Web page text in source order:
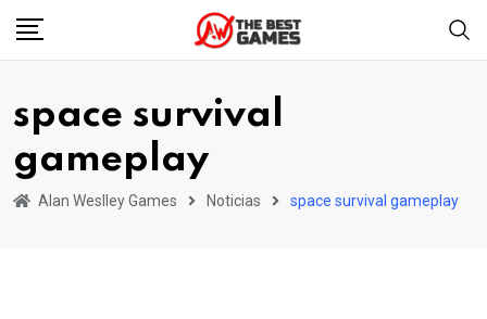
Skip
space survival
gameplay
Alan Weslley Games Noticias space survival gameplay